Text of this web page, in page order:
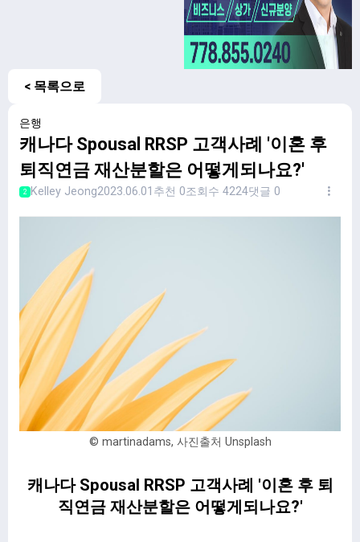
< 목록으로
은행
캐나다 Spousal RRSP 고객사례 '이혼 후
퇴직연금 재산분할은 어떻게되나요?'
2 Kelley Jeong2023.06.01 추천 0조회수 4224댓글 0
© martinadams, 사진출처 Unsplash
캐나다 Spousal RRSP 고객사례 '이혼 후 퇴
직연금 재산분할은 어떻게되나요?'